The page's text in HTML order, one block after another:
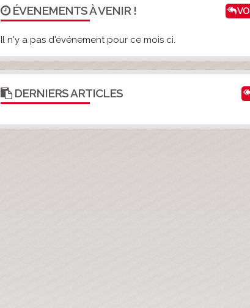
ÉVENEMENTS À VENIR !
Il n'y a pas d'événement pour ce mois ci.
DERNIERS ARTICLES